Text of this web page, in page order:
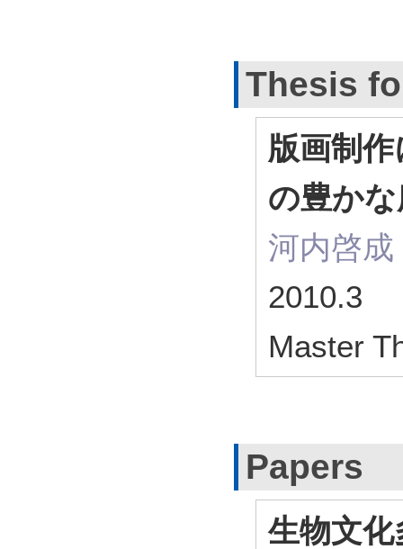
Thesis
版画制
の豊か
河内啓成
2010.3
Master
Papers
生物文